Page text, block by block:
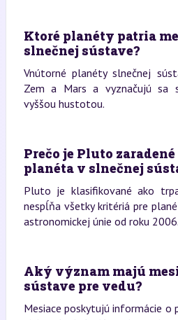
Ktoré planéty patria
slnečnej sústave?
Vnútorné planéty slnečnej
Zem a Mars a vyznačujú sa
vyššou hustotou.
Prečo je Pluto
planéta v slnečnej
Pluto je klasifikované ako
nespĺňa všetky kritériá pre
astronomickej únie od roku 2006.
Aký význam majú
sústave pre vedu?
Mesiace poskytujú informácie o